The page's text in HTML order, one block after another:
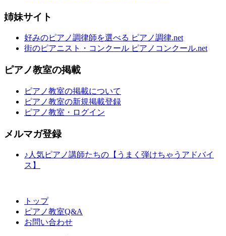
姉妹サイト
好みのピアノ調律師を選べる ピアノ調律.net
街のピアニスト・コンクール ピアノコンクール.net
ピアノ教室の掲載
ピアノ教室の掲載について
ピアノ教室の新規掲載登録
ピアノ教室・ログイン
メルマガ登録
♪人気ピアノ講師たちの【うまく弾けちゃうアドバイ
ス】
トップ
ピアノ教室Q&A
お問い合わせ